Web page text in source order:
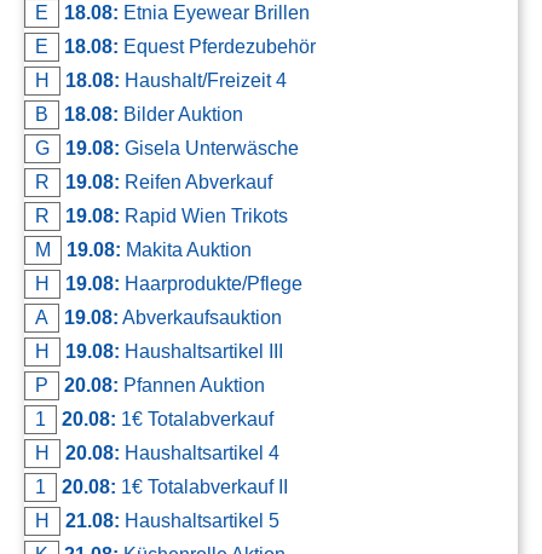
E
18.08: Etnia Eyewear Brillen
E
18.08: Equest Pferdezubehör
H
18.08: Haushalt/Freizeit 4
B
18.08: Bilder Auktion
G
19.08: Gisela Unterwäsche
R
19.08: Reifen Abverkauf
R
19.08: Rapid Wien Trikots
M
19.08: Makita Auktion
H
19.08: Haarprodukte/Pflege
A
19.08: Abverkaufsauktion
H
19.08: Haushaltsartikel III
P
20.08: Pfannen Auktion
1
20.08: 1€ Totalabverkauf
H
20.08: Haushaltsartikel 4
1
20.08: 1€ Totalabverkauf II
H
21.08: Haushaltsartikel 5